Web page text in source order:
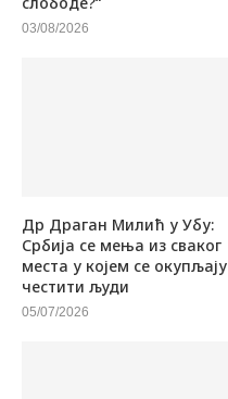
03/08/2026
Др Драган Милић у Убу:
Србија се мења из сваког
места у којем се окупљају
честити људи
05/07/2026